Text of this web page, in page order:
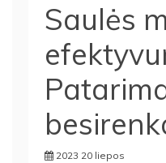
Saulės
2023 20 liepos